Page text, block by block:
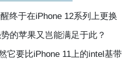
于在iPhone 12系列上更换
的苹果又岂能满足于此？
要比iPhone 11上的intel基带